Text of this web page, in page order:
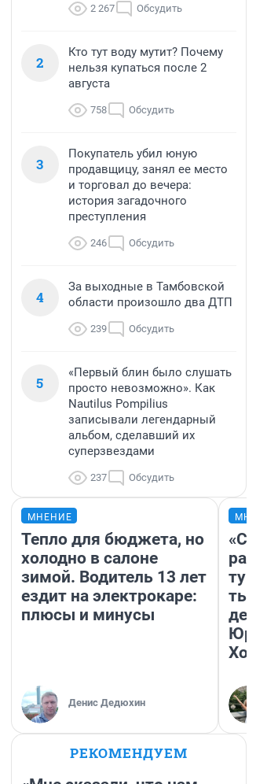
2 267 Обсудить
2
Кто тут воду мутит? Почему
нельзя купаться после 2
августа
758 Обсудить
3
Покупатель убил юную
продавщицу, занял ее место
и торговал до вечера:
история загадочного
преступления
246 Обсудить
4
За выходные в Тамбовской
области произошло два ДТП
239 Обсудить
5
«Первый блин было слушать
просто невозможно». Как
Nautilus Pompilius
записывали легендарный
альбом, сделавший их
суперзвездами
237 Обсудить
МНЕНИЕ
Тепло для бюджета, но
холодно в салоне
зимой. Водитель 13 лет
ездит на электрокаре:
плюсы и минусы
Денис Дедюхин
день
РЕКОМЕНДУЕМ